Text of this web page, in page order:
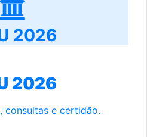
2026
2026
consultas e certidão.